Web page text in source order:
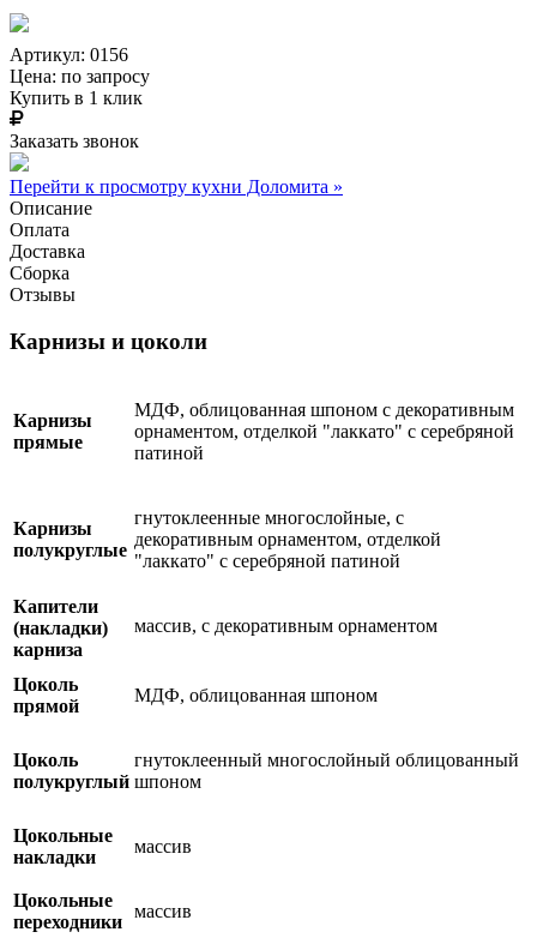
Артикул: 0156
Цена: по запросу
Купить в 1 клик
Заказать звонок
Перейти к просмотру кухни Доломита »
Описание
Оплата
Доставка
Сборка
Отзывы
Карнизы и цоколи
Карнизы
прямые
МДФ, облицованная шпоном с декоративным
орнаментом, отделкой "лаккато" с серебряной
патиной
Карнизы
полукруглые
гнутоклеенные многослойные, с
декоративным орнаментом, отделкой
"лаккато" с серебряной патиной
Капители
(накладки)
карниза
массив, с декоративным орнаментом
Цоколь
прямой
МДФ, облицованная шпоном
Цоколь
полукруглый
гнутоклеенный многослойный облицованный
шпоном
Цокольные
накладки
массив
Цокольные
переходники
массив